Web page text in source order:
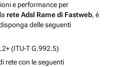
e performance per
rete Adsl Rame di Fastweb, è
delle seguenti
(ITU-T G.992.5)
rete con le seguenti